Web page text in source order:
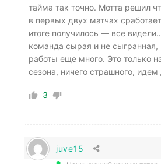
тайма так точно. Мотта решил
в первых двух матчах
итоге получилось — все
команда сырая и не сыгранная,
работы еще много. Это только
сезона, ничего страшного,
3
juve15